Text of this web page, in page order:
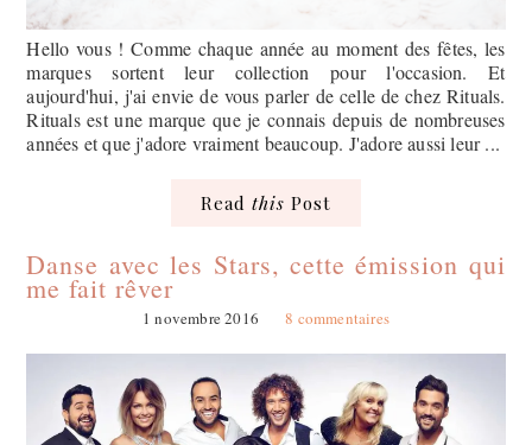
Hello vous ! Comme chaque année au moment des fêtes, les
marques sortent leur collection pour l'occasion. Et
aujourd'hui, j'ai envie de vous parler de celle de chez Rituals.
Rituals est une marque que je connais depuis de nombreuses
années et que j'adore vraiment beaucoup. J'adore aussi leur ...
Read this Post
Danse avec les Stars, cette émission qui
me fait rêver
1 novembre 2016 8 commentaires